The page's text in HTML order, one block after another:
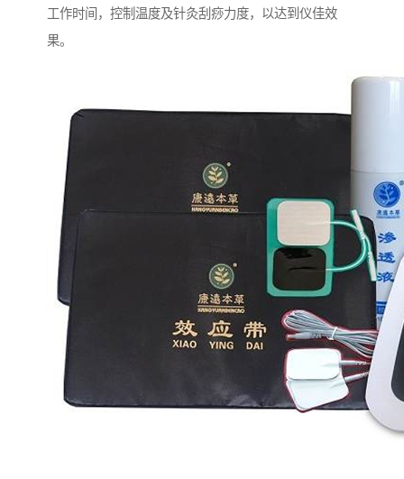
工作时间，控制温度及针灸刮痧力度，以达到仪佳效
果。